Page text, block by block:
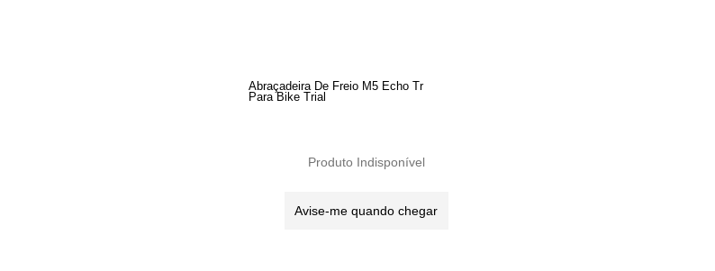
Abraçadeira De Freio M5 Echo Tr
Para Bike Trial
Produto Indisponível
Avise-me quando chegar